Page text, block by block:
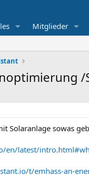
Mitglieder
Solaranlage sowas
en/latest/
t/emhass-an-